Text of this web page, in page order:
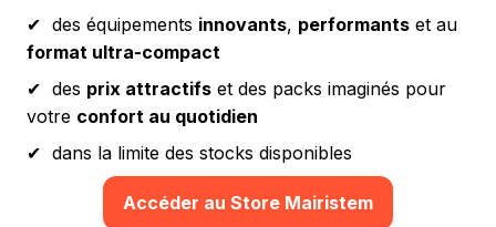
✔ des équipements innovants, performants et au
format ultra-compact
✔ des prix attractifs et des packs imaginés pour
votre confort au quotidien
✔ dans la limite des stocks disponibles
Accéder au Store Mairistem